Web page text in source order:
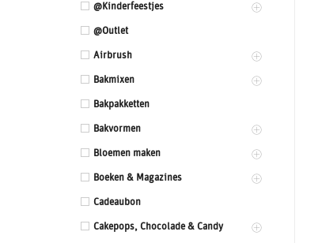
@Kinderfeestjes
@Outlet
Airbrush
Bakmixen
Bakpakketten
Bakvormen
Bloemen maken
Boeken & Magazines
Cadeaubon
Cakepops, Chocolade & Candy